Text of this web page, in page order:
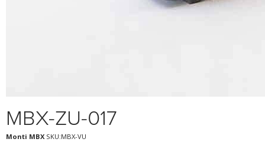
MBX-ZU-017
Monti MBXSKU:MBX-VU